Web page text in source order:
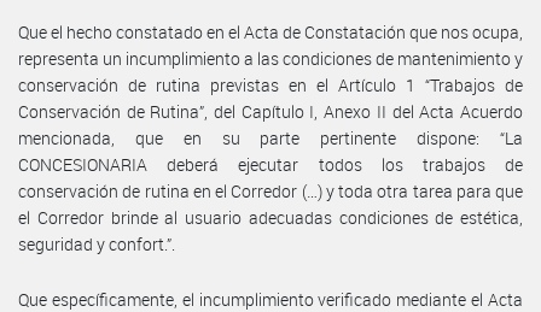
Que el hecho constatado en el Acta de Constatación que nos ocupa,
representa un incumplimiento a las condiciones de mantenimiento y
conservación de rutina previstas en el Artículo 1 “Trabajos de
Conservación de Rutina”, del Capítulo I, Anexo II del Acta Acuerdo
mencionada, que en su parte pertinente dispone: “La
CONCESIONARIA deberá ejecutar todos los trabajos de
conservación de rutina en el Corredor (…) y toda otra tarea para que
el Corredor brinde al usuario adecuadas condiciones de estética,
seguridad y confort.”.
Que específicamente, el incumplimiento verificado mediante el Acta